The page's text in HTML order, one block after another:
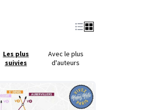
Les plus
suivies
Avec le plus
d'auteurs